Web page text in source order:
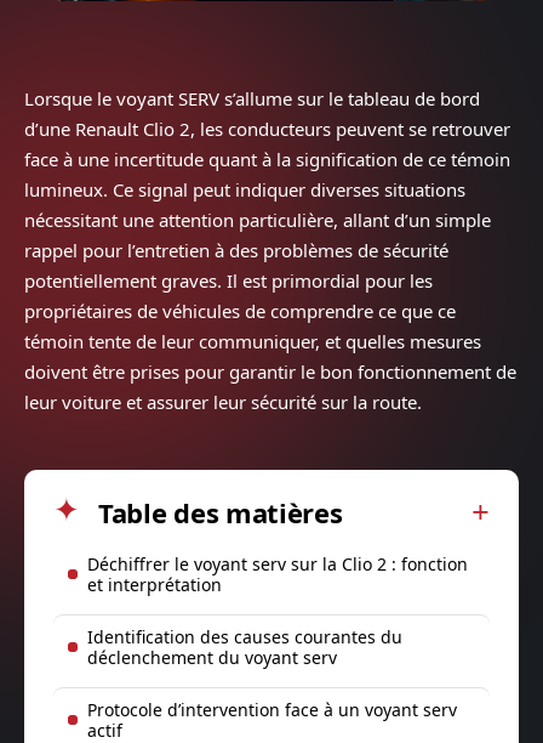
Lorsque le voyant SERV s’allume sur le tableau de bord
d’une Renault Clio 2, les conducteurs peuvent se retrouver
face à une incertitude quant à la signification de ce témoin
lumineux. Ce signal peut indiquer diverses situations
nécessitant une attention particulière, allant d’un simple
rappel pour l’entretien à des problèmes de sécurité
potentiellement graves. Il est primordial pour les
propriétaires de véhicules de comprendre ce que ce
témoin tente de leur communiquer, et quelles mesures
doivent être prises pour garantir le bon fonctionnement de
leur voiture et assurer leur sécurité sur la route.
Table des matières
Déchiffrer le voyant serv sur la Clio 2 : fonction
et interprétation
Identification des causes courantes du
déclenchement du voyant serv
Protocole d’intervention face à un voyant serv
actif